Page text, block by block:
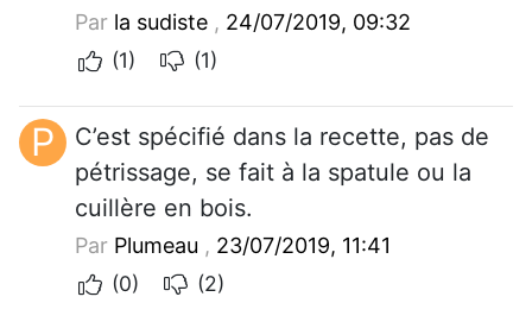
Par la sudiste , 24/07/2019, 09:32
(1)
(1)
P
C’est spécifié dans la recette, pas de
pétrissage, se fait à la spatule ou la
cuillère en bois.
Par Plumeau , 23/07/2019, 11:41
(0)
(2)